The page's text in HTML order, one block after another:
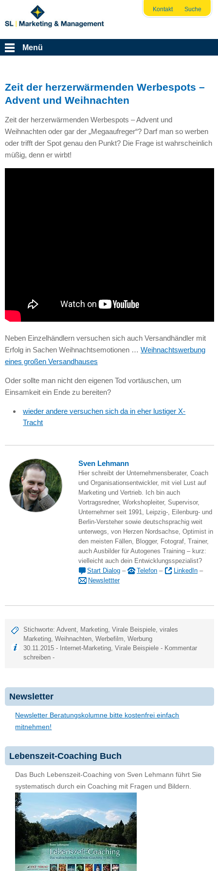
Kontakt Suche
Menü
Zeit der herzerwärmenden Werbespots –
Advent und Weihnachten
Zeit der herzerwärmenden Werbespots – Advent und
Weihnachten oder gar der „Megaaufreger“? Darf man so werben
oder trifft der Spot genau den Punkt? Die Frage ist wahrscheinlich
müßig, denn er wirbt!
Neben Einzelhändlern versuchen sich auch Versandhändler mit
Erfolg in Sachen Weihnachtsemotionen … Weihnachtswerbung
eines großen Versandhauses
Oder sollte man nicht den eigenen Tod vortäuschen, um
Einsamkeit ein Ende zu bereiten?
wieder andere versuchen sich da in eher lustiger X-
Tracht
Sven Lehmann
Hier schreibt der Unternehmensberater, Coach
und Organisationsentwickler, mit viel Lust auf
Marketing und Vertrieb. Ich bin auch
Vortragsredner, Workshopleiter, Supervisor,
Unternehmer seit 1991, Leipzig-, Eilenburg- und
Berlin-Versteher sowie deutschsprachig weit
unterwegs, von Herzen Nordsachse, Optimist in
den meisten Fällen, Blogger, Fotograf, Trainer,
auch Ausbilder für Autogenes Training – kurz:
vielleicht auch dein Entwicklungsspezialist?
Start Dialog – Telefon – LinkedIn –
Newslettter
Stichworte:Advent, Marketing,Virale Beispiele,virales
Marketing,Weihnachten,Werbefilm,Werbung
30.11.2015 - Internet-Marketing,Virale Beispiele - Kommentar
schreiben -
Newsletter
Newsletter Beratungskolumne bitte kostenfrei einfach
mitnehmen!
Lebenszeit-Coaching Buch
Das Buch Lebenszeit-Coaching von Sven Lehmann führt Sie
systematisch durch ein Coaching mit Fragen und Bildern.